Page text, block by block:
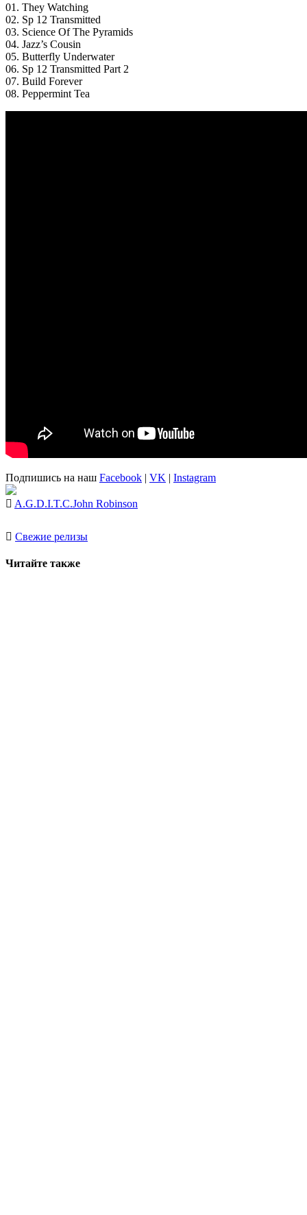
01. They Watching
02. Sp 12 Transmitted
03. Science Of The Pyramids
04. Jazz’s Cousin
05. Butterfly Underwater
06. Sp 12 Transmitted Part 2
07. Build Forever
08. Peppermint Tea
Подпишись на наш Facebook | VK | Instagram
A.G.D.I.T.C.John Robinson
Свежие релизы
Читайте также